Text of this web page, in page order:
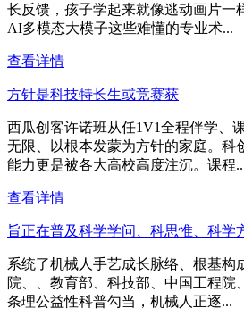
长反馈，孩子学起来就像逃动画片一
AI多模态大模子这些难懂的专业术...
查看详情
方针是科技特长生或竞赛获
西瓜创客许诺班从任1V1全程伴学、
无限、以根本发蒙为方针的家庭。科
能力更是被各大高校高度注沉。课程
查看详情
旨正在普及科学学问、科思惟、科学
系统了机械人手艺成长脉络、根基构
院、、教育部、科技部、中国工程院
条理公益性科普勾当，机械人正逐...